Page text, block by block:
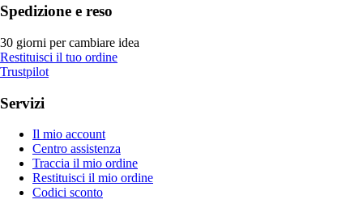
Spedizione e reso
30 giorni per cambiare idea
Restituisci il tuo ordine
Trustpilot
Servizi
Il mio account
Centro assistenza
Traccia il mio ordine
Restituisci il mio ordine
Codici sconto